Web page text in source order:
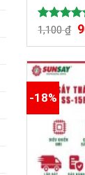
Được xếp
1,100₫
-18%